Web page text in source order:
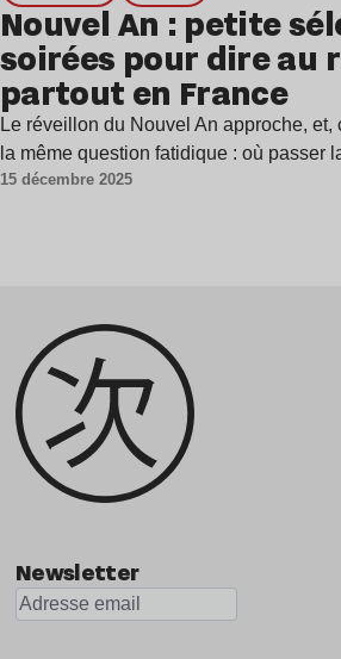
Nouvel An : petite
soirées pour dire au
partout en France
Le réveillon du Nouvel An approche, et,
la même question fatidique : où passer
15 décembre 2025
Newsletter